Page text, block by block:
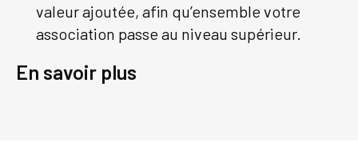
valeur ajoutée, afin qu’ensemble votre
association passe au niveau supérieur.
En savoir plus